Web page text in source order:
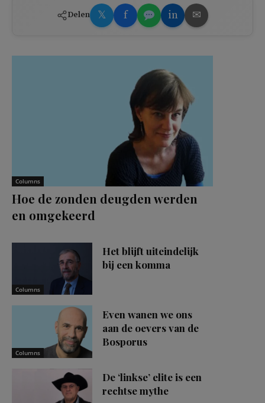
Delen 𝕏 f in ✉
Columns
Hoe de zonden deugden werden
en omgekeerd
Columns
Het blijft uiteindelijk
bij een komma
Columns
Even wanen we ons
aan de oevers van de
Bosporus
De ‘linkse’ elite is een
rechtse mythe